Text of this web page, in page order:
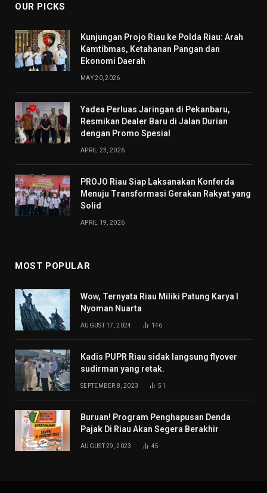
OUR PICKS
Kunjungan Projo Riau ke Polda Riau: Arah
Kamtibmas, Ketahanan Pangan dan
Ekonomi Daerah
MAY 20, 2026
Yadea Perluas Jaringan di Pekanbaru,
Resmikan Dealer Baru di Jalan Durian
dengan Promo Spesial
APRIL 23, 2026
PROJO Riau Siap Laksanakan Konferda
Menuju Transformasi Gerakan Rakyat yang
Solid
APRIL 19, 2026
MOST POPULAR
Wow, Ternyata Riau Miliki Patung Karya I
Nyoman Nuarta
AUGUST 17, 2024 146
Kadis PUPR Riau sidak langsung flyover
sudirman yang retak.
SEPTEMBER 8, 2023 51
Buruan! Program Penghapusan Denda
Pajak Di Riau Akan Segera Berakhir
AUGUST 29, 2023 45